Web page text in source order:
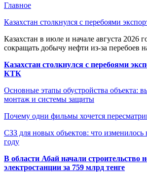
Главное
Казахстан столкнулся с перебоями
Казахстан в июле и начале августа 2026
сокращать добычу нефти из-за перебоев
Казахстан столкнулся с перебоями
КТК
Основные этапы обустройства объекта:
монтаж и системы защиты
Почему одни фильмы хочется
СЗЗ для новых объектов: что изменилось
году
В области Абай начали строительство
электростанции за 759 млрд тенге